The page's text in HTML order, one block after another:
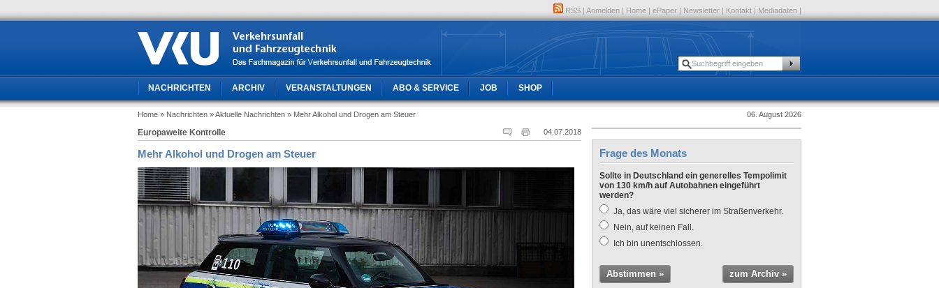
RSS | Anmelden | Home | ePaper | Newsletter | Kontakt | Mediadaten |
NACHRICHTEN ARCHIV VERANSTALTUNGEN ABO & SERVICE JOB SHOP
Home » Nachrichten » Aktuelle Nachrichten » Mehr Alkohol und Drogen am Steuer 06. August 2026
04.07.2018
Europaweite Kontrolle
Mehr Alkohol und Drogen am Steuer Frage des Monats
Sollte in Deutschland ein generelles Tempolimit
von 130 km/h auf Autobahnen eingeführt
werden?
Ja, das wäre viel sicherer im Straßenverkehr.
Nein, auf keinen Fall.
Ich bin unentschlossen.
Abstimmen » zum Archiv »